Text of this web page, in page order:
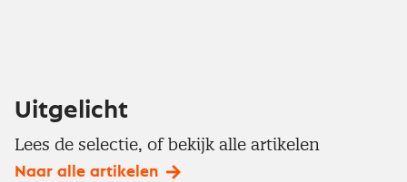
Uitgelicht
Lees de selectie, of bekijk alle artikelen
Naar alle artikelen